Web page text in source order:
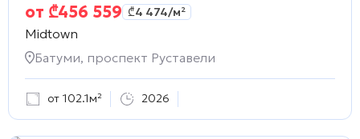
от ₾456 559 ₾4 474/м²
Midtown
Батуми, проспект Руставели
от 102.1м² 2026